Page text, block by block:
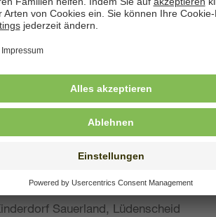
und die Ambulanten
oder Teilzeit (min. 34 bis max. 38,5
Immenreuth
SOS-Kinderdorf Düsseldorf
Sauerland, Lüdenscheid